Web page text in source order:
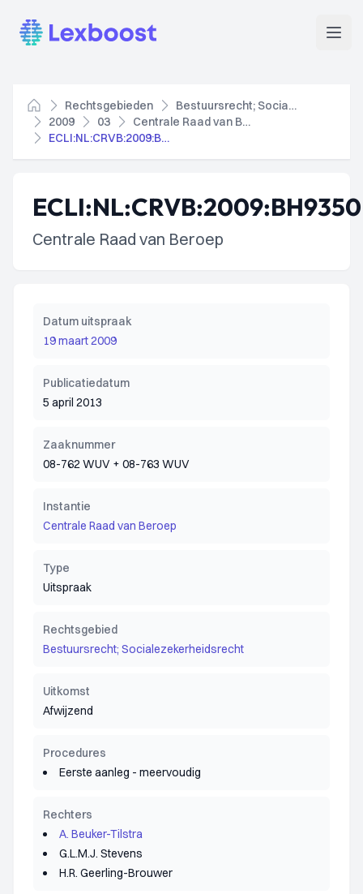
Lexboost
Home
Rechtsgebieden
Bestuursrecht; Socialezekerheidsrecht
2009
03
Centrale Raad van Beroep
ECLI:NL:CRVB:2009:BH9350
ECLI:NL:CRVB:2009:BH9350
Centrale Raad van Beroep
Datum uitspraak
19 maart 2009
Publicatiedatum
5 april 2013
Zaaknummer
08-762 WUV + 08-763 WUV
Instantie
Centrale Raad van Beroep
Type
Uitspraak
Rechtsgebied
Bestuursrecht; Socialezekerheidsrecht
Uitkomst
Afwijzend
Procedures
Eerste aanleg - meervoudig
Rechters
A. Beuker-Tilstra
G.L.M.J. Stevens
H.R. Geerling-Brouwer